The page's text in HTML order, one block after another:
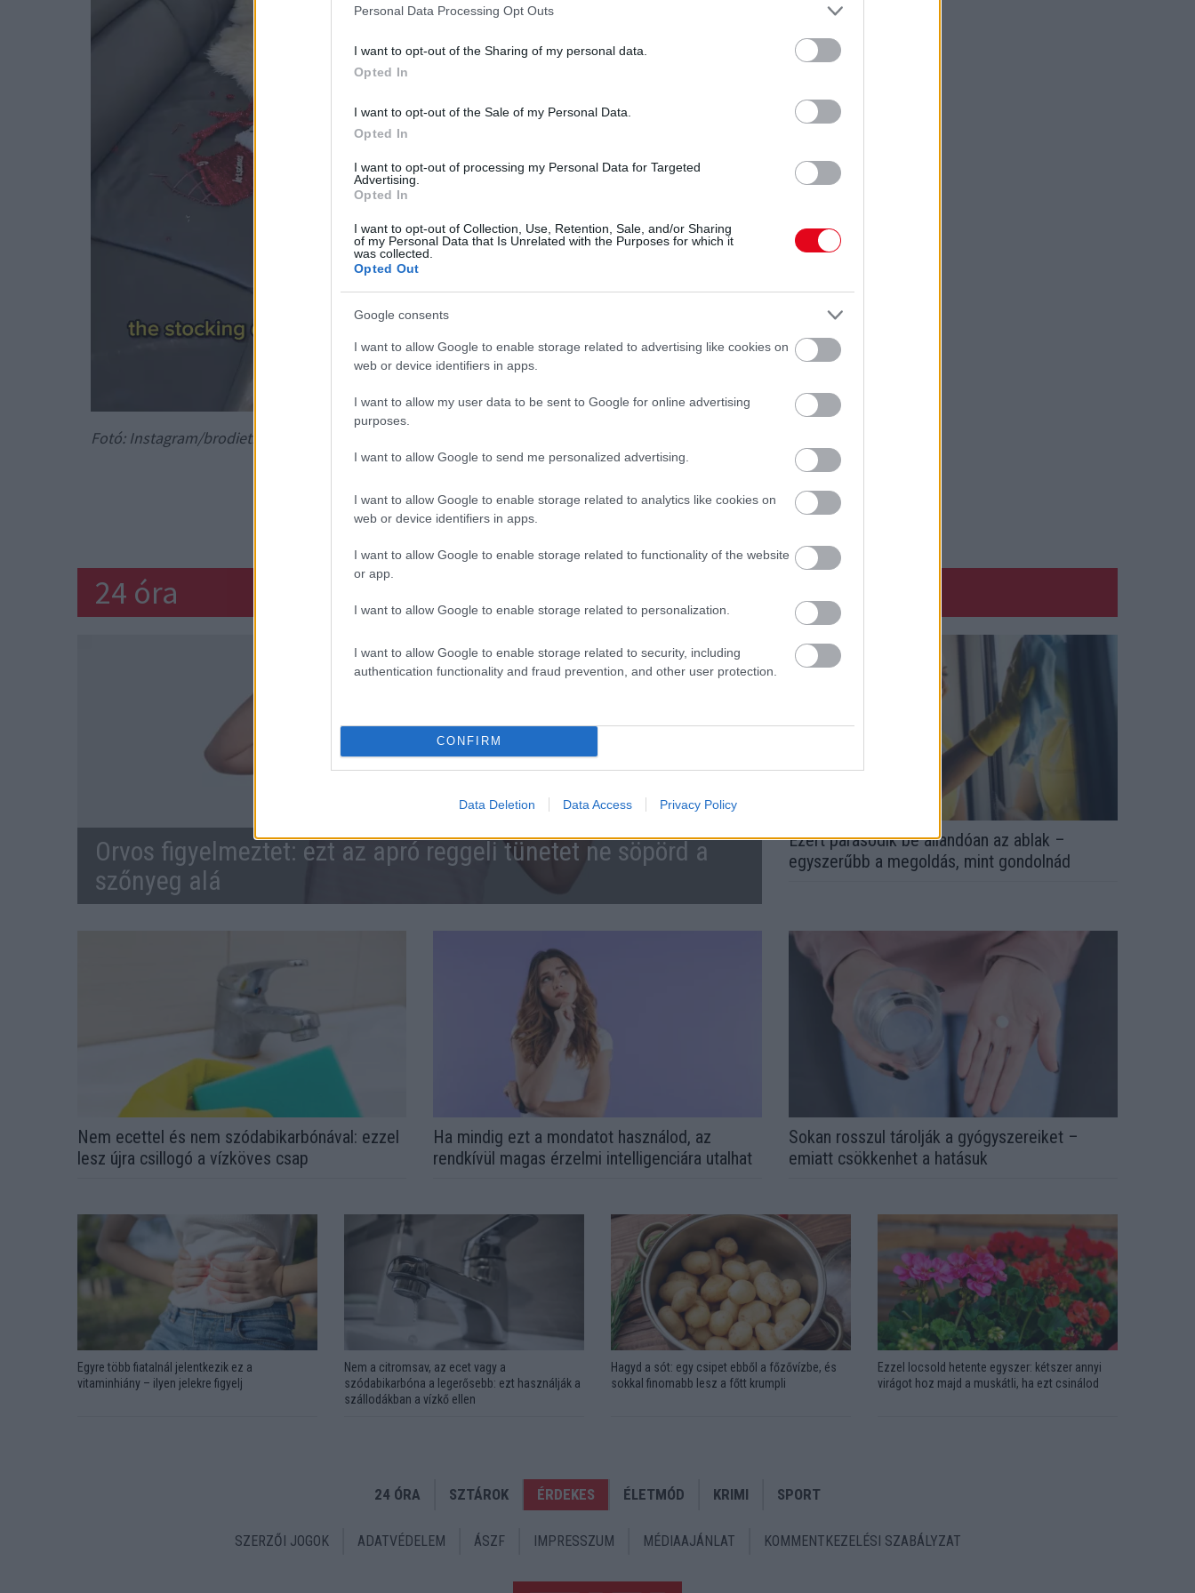
Personal Data Processing Opt Outs
I want to opt-out of the Sharing of my personal data.
Opted In
I want to opt-out of the Sale of my Personal Data.
Opted In
I want to opt-out of processing my Personal Data for Targeted
Advertising.
Opted In
I want to opt-out of Collection, Use, Retention, Sale, and/or Sharing
of my Personal Data that Is Unrelated with the Purposes for which it
was collected.
Opted Out
Google consents
I want to allow Google to enable storage related to advertising like cookies on
web or device identifiers in apps.
I want to allow my user data to be sent to Google for online advertising
purposes.
I want to allow Google to send me personalized advertising.
I want to allow Google to enable storage related to analytics like cookies on
web or device identifiers in apps.
I want to allow Google to enable storage related to functionality of the website
or app.
I want to allow Google to enable storage related to personalization.
I want to allow Google to enable storage related to security, including
authentication functionality and fraud prevention, and other user protection.
CONFIRM
Data Deletion Data Access Privacy Policy
Fotó: Instagram/brodiethatdood
24 óra
Orvos figyelmeztet: ezt az apró reggeli tünetet ne söpörd a
szőnyeg alá
Ezért párásodik be állandóan az ablak –
egyszerűbb a megoldás, mint gondolnád
Nem ecettel és nem szódabikarbónával: ezzel
lesz újra csillogó a vízköves csap
Ha mindig ezt a mondatot használod, az
rendkívül magas érzelmi intelligenciára utalhat
Sokan rosszul tárolják a gyógyszereiket –
emiatt csökkenhet a hatásuk
Egyre több fiatalnál jelentkezik ez a
vitaminhiány – ilyen jelekre figyelj
Nem a citromsav, az ecet vagy a
szódabikarbóna a legerősebb: ezt használják a
szállodákban a vízkő ellen
Hagyd a sót: egy csipet ebből a főzővízbe, és
sokkal finomabb lesz a főtt krumpli
Ezzel locsold hetente egyszer: kétszer annyi
virágot hoz majd a muskátli, ha ezt csinálod
24 ÓRA SZTÁROK ÉRDEKES ÉLETMÓD KRIMI SPORT
SZERZŐI JOGOK ADATVÉDELEM ÁSZF IMPRESSZUM MÉDIAAJÁNLAT KOMMENTKEZELÉSI SZABÁLYZAT